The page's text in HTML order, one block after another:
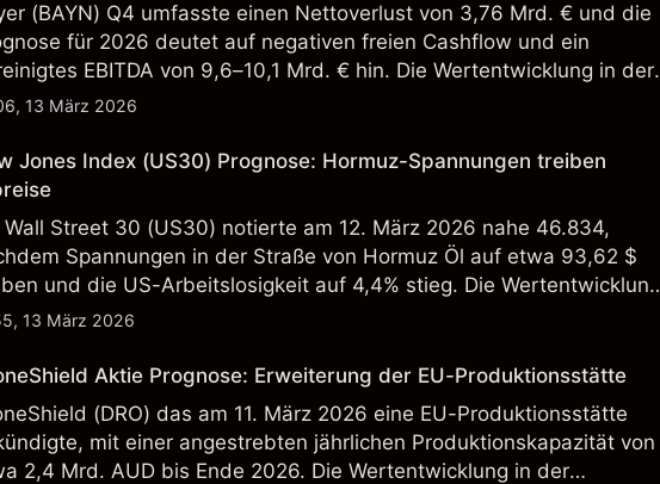
(BAYN) Q4 umfasste einen Nettoverlust von 3,76 Mrd. € und die
für 2026 deutet auf negativen freien Cashflow und ein
EBITDA von 9,6–10,1 Mrd. € hin. Die Wertentwicklung in der
ist kein verlässlicher Indikator für zukünftige Ergebnisse.
13 März 2026
Jones Index (US30) Prognose: Hormuz-Spannungen treiben
Wall Street 30 (US30) notierte am 12. März 2026 nahe 46.834,
Spannungen in der Straße von Hormuz Öl auf etwa 93,62 $
und die US-Arbeitslosigkeit auf 4,4% stieg. Die Wertentwicklung
Vergangenheit ist kein verlässlicher Indikator für zukünftige
13 März 2026
Aktie Prognose: Erweiterung der EU-Produktionsstätte
(DRO) das am 11. März 2026 eine EU-Produktionsstätte
mit einer angestrebten jährlichen Produktionskapazität von
2,4 Mrd. AUD bis Ende 2026. Die Wertentwicklung in der